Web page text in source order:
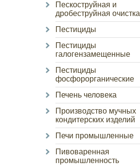
Пескоструйная и
дробеструйная очистка
Пестициды
Пестициды
галогензамещенные
Пестициды
фосфорорганические
Печень человека
Производство мучных
кондитерских изделий
Печи промышленные
Пивоваренная
промышленность